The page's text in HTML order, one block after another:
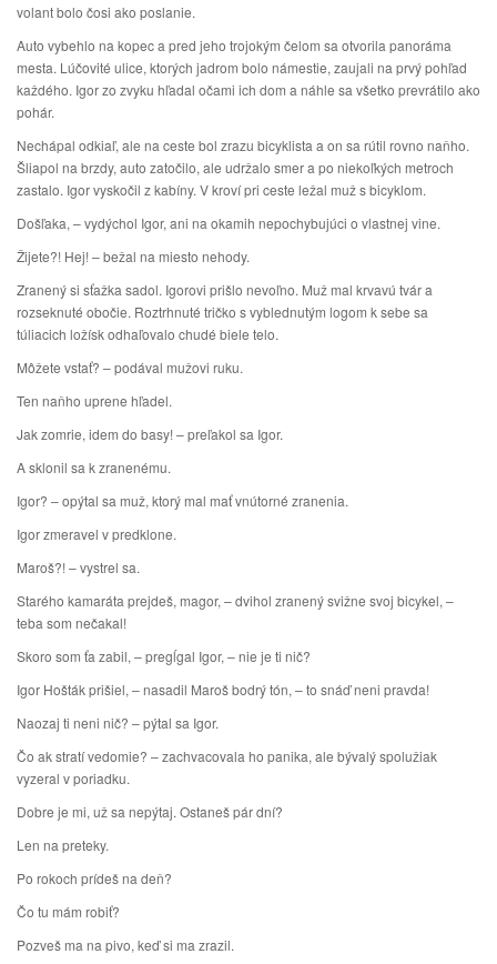
volant bolo čosi ako poslanie.
Auto vybehlo na kopec a pred jeho trojokým čelom sa otvorila panoráma
mesta. Lúčovité ulice, ktorých jadrom bolo námestie, zaujali na prvý pohľad
každého. Igor zo zvyku hľadal očami ich dom a náhle sa všetko prevrátilo ako
pohár.
Nechápal odkiaľ, ale na ceste bol zrazu bicyklista a on sa rútil rovno naňho.
Šliapol na brzdy, auto zatočilo, ale udržalo smer a po niekoľkých metroch
zastalo. Igor vyskočil z kabíny. V kroví pri ceste ležal muž s bicyklom.
Došľaka, – vydýchol Igor, ani na okamih nepochybujúci o vlastnej vine.
Žijete?! Hej! – bežal na miesto nehody.
Zranený si sťažka sadol. Igorovi prišlo nevoľno. Muž mal krvavú tvár a
rozseknuté obočie. Roztrhnuté tričko s vyblednutým logom k sebe sa
túliacich ložísk odhaľovalo chudé biele telo.
Môžete vstať? – podával mužovi ruku.
Ten naňho uprene hľadel.
Jak zomrie, idem do basy! – preľakol sa Igor.
A sklonil sa k zranenému.
Igor? – opýtal sa muž, ktorý mal mať vnútorné zranenia.
Igor zmeravel v predklone.
Maroš?! – vystrel sa.
Starého kamaráta prejdeš, magor, – dvihol zranený svižne svoj bicykel, –
teba som nečakal!
Skoro som ťa zabil, – pregĺgal Igor, – nie je ti nič?
Igor Hošták prišiel, – nasadil Maroš bodrý tón, – to snáď neni pravda!
Naozaj ti neni nič? – pýtal sa Igor.
Čo ak stratí vedomie? – zachvacovala ho panika, ale bývalý spolužiak
vyzeral v poriadku.
Dobre je mi, už sa nepýtaj. Ostaneš pár dní?
Len na preteky.
Po rokoch prídeš na deň?
Čo tu mám robiť?
Pozveš ma na pivo, keď si ma zrazil.